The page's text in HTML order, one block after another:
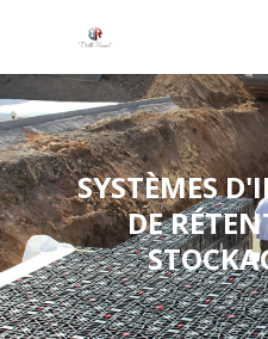
SYSTÈMES
DE